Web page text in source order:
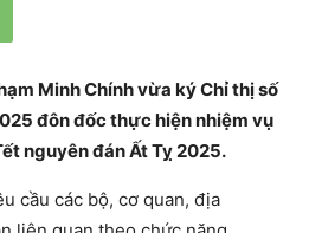
Minh Chính vừa ký Chỉ thị số
đôn đốc thực hiện nhiệm vụ
nguyên đán Ất Tỵ 2025.
cầu các bộ, cơ quan, địa